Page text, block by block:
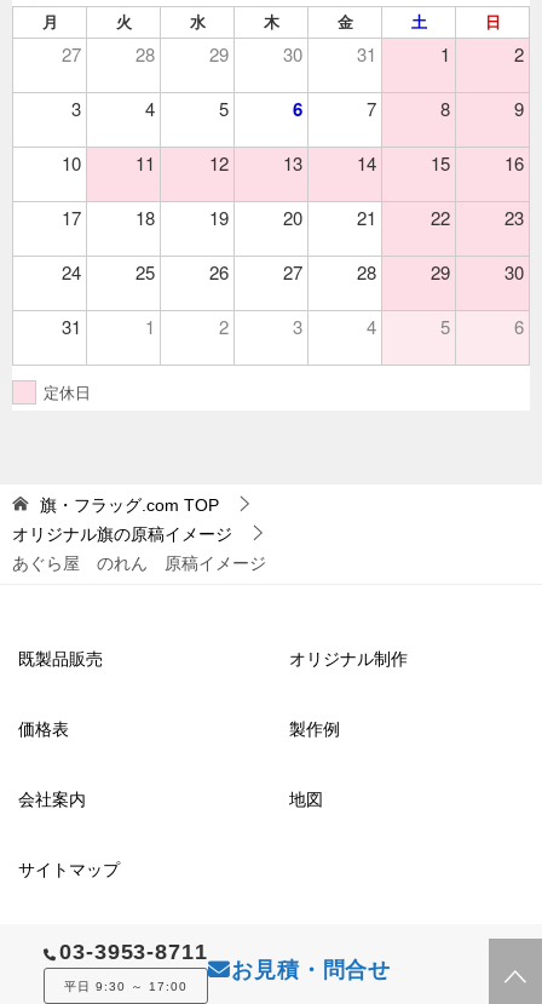
月 火 水 木 金 土 日
27 28 29 30 31 1 2
3 4 5 6 7 8 9
10 11 12 13 14 15 16
17 18 19 20 21 22 23
24 25 26 27 28 29 30
31 1 2 3 4 5 6
定休日
旗・フラッグ.com TOP
オリジナル旗の原稿イメージ
あぐら屋 のれん 原稿イメージ
既製品販売 オリジナル制作
価格表 製作例
会社案内 地図
サイトマップ
© 2012 旗・フラッグ.com
03-3953-8711
平日 9:30 ～ 17:00
お見積・問合せ